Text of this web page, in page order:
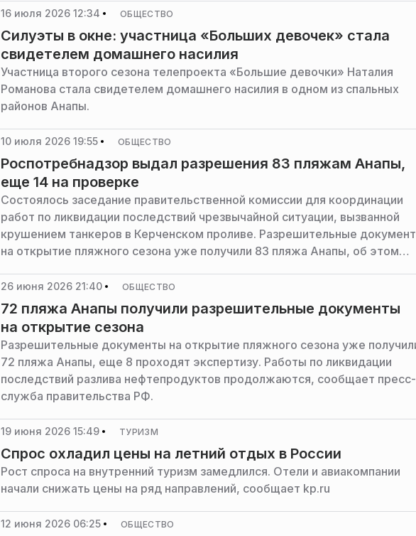
16 июля 2026 12:34 ОБЩЕСТВО
Силуэты в окне: участница «Больших девочек» стала
свидетелем домашнего насилия
Участница второго сезона телепроекта «Большие девочки» Наталия
Романова стала свидетелем домашнего насилия в одном из спальных
районов Анапы.
10 июля 2026 19:55 ОБЩЕСТВО
Роспотребнадзор выдал разрешения 83 пляжам Анапы,
еще 14 на проверке
Состоялось заседание правительственной комиссии для координации
работ по ликвидации последствий чрезвычайной ситуации, вызванной
крушением танкеров в Керченском проливе. Разрешительные
на открытие пляжного сезона уже получили 83 пляжа Анапы, об этом
26 июня 2026 21:40 ОБЩЕСТВО
72 пляжа Анапы получили разрешительные документы
на открытие сезона
Разрешительные документы на открытие пляжного сезона уже
72 пляжа Анапы, еще 8 проходят экспертизу. Работы по ликвидации
последствий разлива нефтепродуктов продолжаются, сообщает пресс-
служба правительства РФ.
19 июня 2026 15:49 ТУРИЗМ
Спрос охладил цены на летний отдых в России
Рост спроса на внутренний туризм замедлился. Отели и авиакомпании
начали снижать цены на ряд направлений, сообщает kp.ru
12 июня 2026 06:25 ОБЩЕСТВО